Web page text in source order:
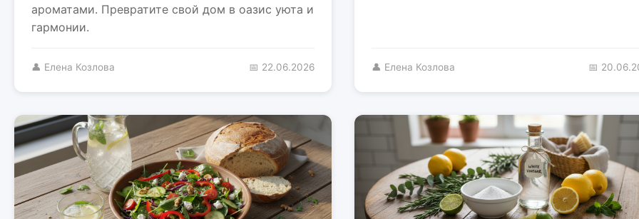
ароматами. Превратите свой дом в оазис уюта и
гармонии.
👤 Елена Козлова 📅 22.06.2026 👤 Елена Козлова 📅